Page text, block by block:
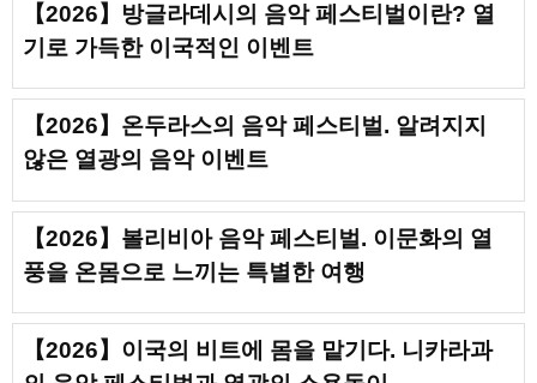
【2026】방글라데시의 음악 페스티벌이란? 열
기로 가득한 이국적인 이벤트
【2026】온두라스의 음악 페스티벌. 알려지지
않은 열광의 음악 이벤트
【2026】볼리비아 음악 페스티벌. 이문화의 열
풍을 온몸으로 느끼는 특별한 여행
【2026】이국의 비트에 몸을 맡기다. 니카라과